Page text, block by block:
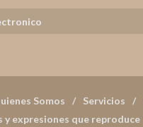
Somos Servicios
y expresiones que reproduce